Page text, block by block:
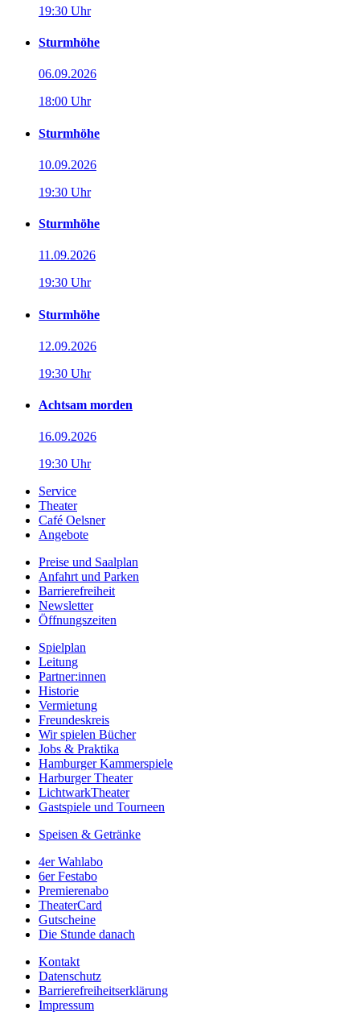
19:30 Uhr
Sturmhöhe
06.09.2026
18:00 Uhr
Sturmhöhe
10.09.2026
19:30 Uhr
Sturmhöhe
11.09.2026
19:30 Uhr
Sturmhöhe
12.09.2026
19:30 Uhr
Achtsam morden
16.09.2026
19:30 Uhr
Service
Theater
Café Oelsner
Angebote
Preise und Saalplan
Anfahrt und Parken
Barrierefreiheit
Newsletter
Öffnungszeiten
Spielplan
Leitung
Partner:innen
Historie
Vermietung
Freundeskreis
Wir spielen Bücher
Jobs & Praktika
Hamburger Kammerspiele
Harburger Theater
LichtwarkTheater
Gastspiele und Tourneen
Speisen & Getränke
4er Wahlabo
6er Festabo
Premierenabo
TheaterCard
Gutscheine
Die Stunde danach
Kontakt
Datenschutz
Barrierefreiheitserklärung
Impressum